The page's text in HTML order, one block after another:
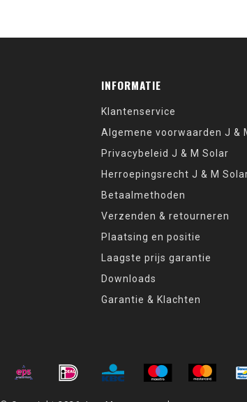
INFORMATIE
Klantenservice
Algemene voorwaarden J &
Privacybeleid J & M Solar
Herroepingsrecht J & M
Betaalmethoden
Verzenden & retourneren
Plaatsing en positie
Laagste prijs garantie
Downloads
Garantie & Klachten